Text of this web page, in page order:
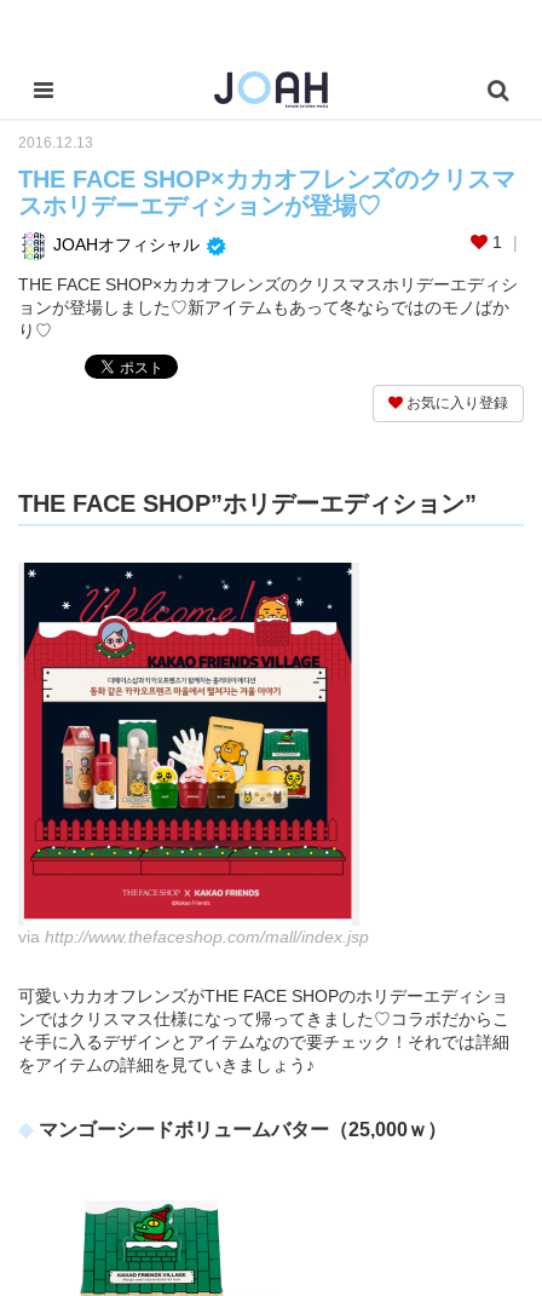
2016.12.13
THE FACE SHOP×カカオフレンズのクリスマ
スホリデーエディションが登場♡
JOAHオフィシャル 1
THE FACE SHOP×カカオフレンズのクリスマスホリデーエディシ
ョンが登場しました♡新アイテムもあって冬ならではのモノばか
り♡
お気に入り登録
THE FACE SHOP”ホリデーエディション”
via http://www.thefaceshop.com/mall/index.jsp
可愛いカカオフレンズがTHE FACE SHOPのホリデーエディショ
ンではクリスマス仕様になって帰ってきました♡コラボだからこ
そ手に入るデザインとアイテムなので要チェック！それでは詳細
をアイテムの詳細を見ていきましょう♪
マンゴーシードボリュームバター（25,000ｗ）